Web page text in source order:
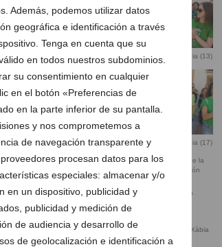
Además, podemos utilizar datos
geográfica e identificación a través
Tenga en cuenta que su
en todos nuestros subdominios.
su consentimiento en cualquier
en el botón «Preferencias de
en la parte inferior de su pantalla.
y nos comprometemos a
de navegación transparente y
procesan datos para los
especiales: almacenar y/o
en un dispositivo, publicidad y
publicidad y medición de
de audiencia y desarrollo de
de geolocalización e identificación a
en Xàbia (12)
Movilización educativa en Xàbia (13)
en Xàbia (16)
Movilización educativa en Xàbia (17)
en Xàbia (20)
Centenares de docentes de la
educativa en Xàbia